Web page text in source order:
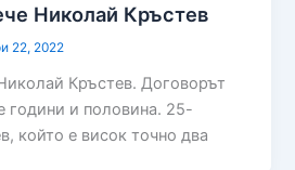
Николай Кръстев
22, 2022
Кръстев. Договорът
години и половина. 25-
който е висок точно два